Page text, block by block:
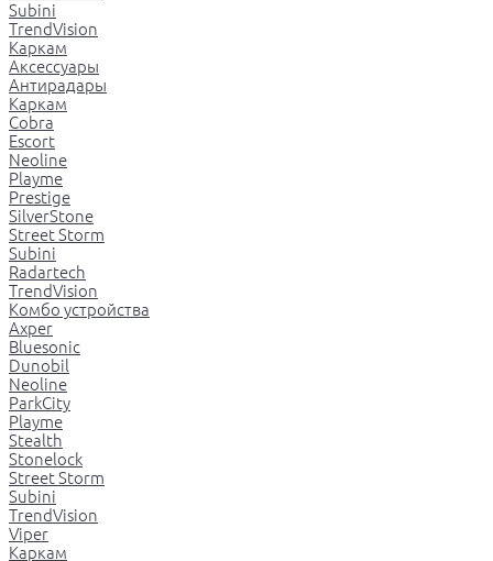
Subini
TrendVision
Каркам
Аксессуары
Антирадары
Каркам
Cobra
Escort
Neoline
Playme
Prestige
SilverStone
Street Storm
Subini
Radartech
TrendVision
Комбо устройства
Axper
Bluesonic
Dunobil
Neoline
ParkCity
Playme
Stealth
Stonelock
Street Storm
Subini
TrendVision
Viper
Каркам